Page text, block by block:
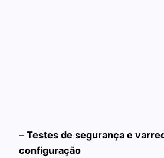
– Testes de segurança e
configuração